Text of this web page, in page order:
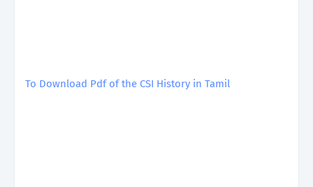
To Download Pdf of the CSI History in Tamil